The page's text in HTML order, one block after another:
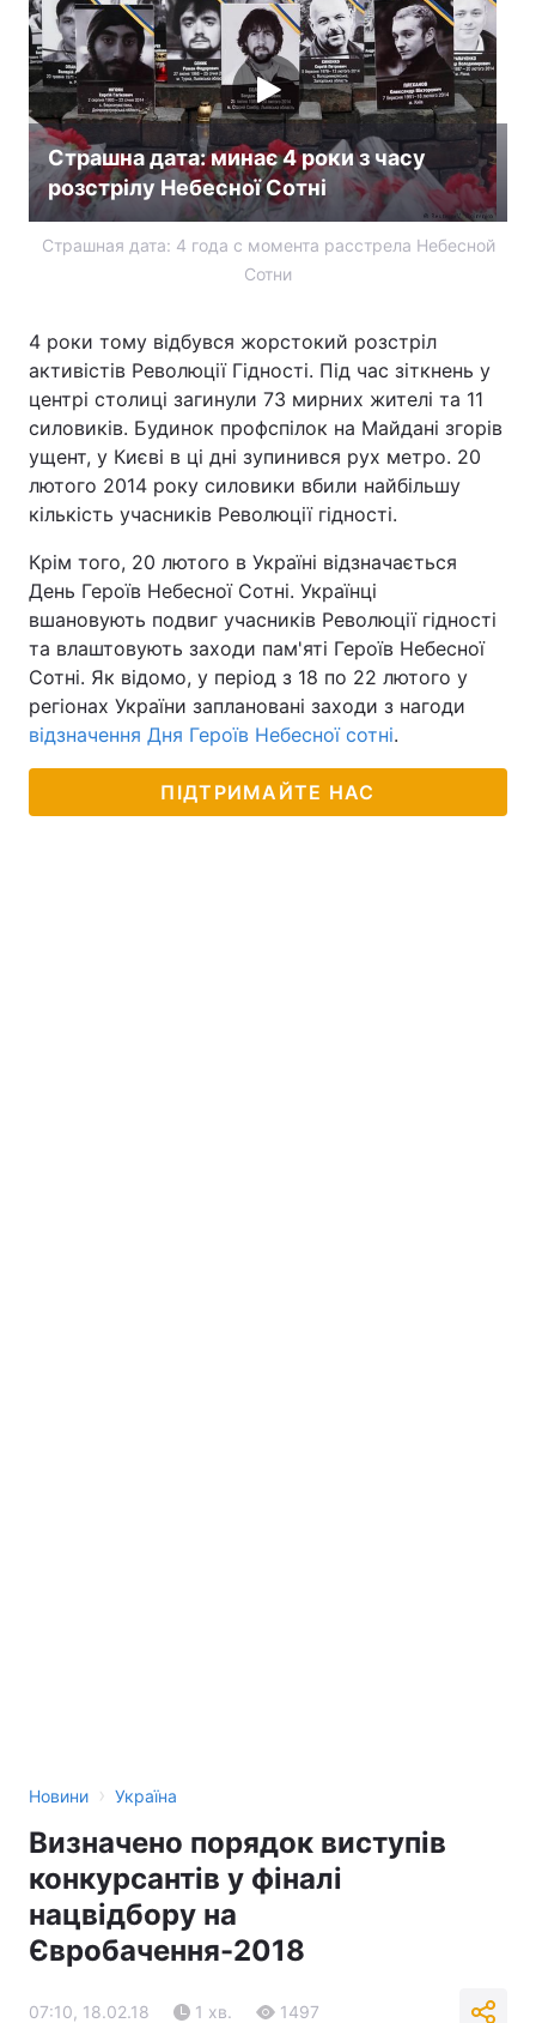
Україна Політика
Економіка Світ
Спорт Наука
Техно і зв'язок Лайт
Зброя Інциденти
Цікавинки Погода
Екологія Регіони
Лонгріди
Відео з Youtube Статті
Інтерв'ю Думки
Архів Вакансії
Контакти
Послуги
Страшна дата: минає 4 роки з часу
розстрілу Небесної Сотні
Страшная дата: 4 года с момента расстрела Небесной
Сотни
4 роки тому відбувся жорстокий розстріл
активістів Революції Гідності. Під час зіткнень у
центрі столиці загинули 73 мирних жителі та 11
силовиків. Будинок профспілок на Майдані згорів
ущент, у Києві в ці дні зупинився рух метро. 20
лютого 2014 року силовики вбили найбільшу
кількість учасників Революції гідності.
Крім того, 20 лютого в Україні відзначається
День Героїв Небесної Сотні. Українці
вшановують подвиг учасників Революції гідності
та влаштовують заходи пам'яті Героїв Небесної
Сотні. Як відомо, у період з 18 по 22 лютого у
регіонах України заплановані заходи з нагоди
відзначення Дня Героїв Небесної сотні.
ПІДТРИМАЙТЕ НАС
Новини › Україна
Визначено порядок виступів
конкурсантів у фіналі
нацвідбору на
Євробачення-2018
07:10, 18.02.18 1 хв. 1497